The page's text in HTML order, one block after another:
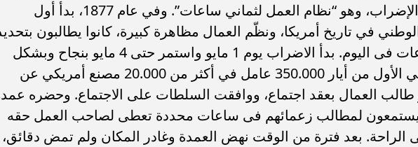
معقولة، وطرحوا شعار الإضراب، وهو “نظام العمل لثماني ساعات”. وفي عام 1877، بدأ أول
في تاريخ أمريكا، ونظّم العمال مظاهرة كبيرة، كانوا يطالبون
ساعات العمل ب 8 ساعات فى اليوم. بدأ الاضراب يوم 1 مايو واستمر حتى 4 مايو بنجاح وبشكل
سلمي وبالفعل توقف في الأول من أيار 350.000 عامل في أكثر من 20.000 مصنع أمريكي عن
و في يوم 4 مايو طالب العمال بعقد اجتماع، ووافقت السلطات على الاجتماع. وحضره
لمطالب زعمائهم فى ساعات محددة تعطى لصاحب العمل حقه
بعد فترة من الوقت نهض العمدة وغادر المكان ولم تمض دقائق،